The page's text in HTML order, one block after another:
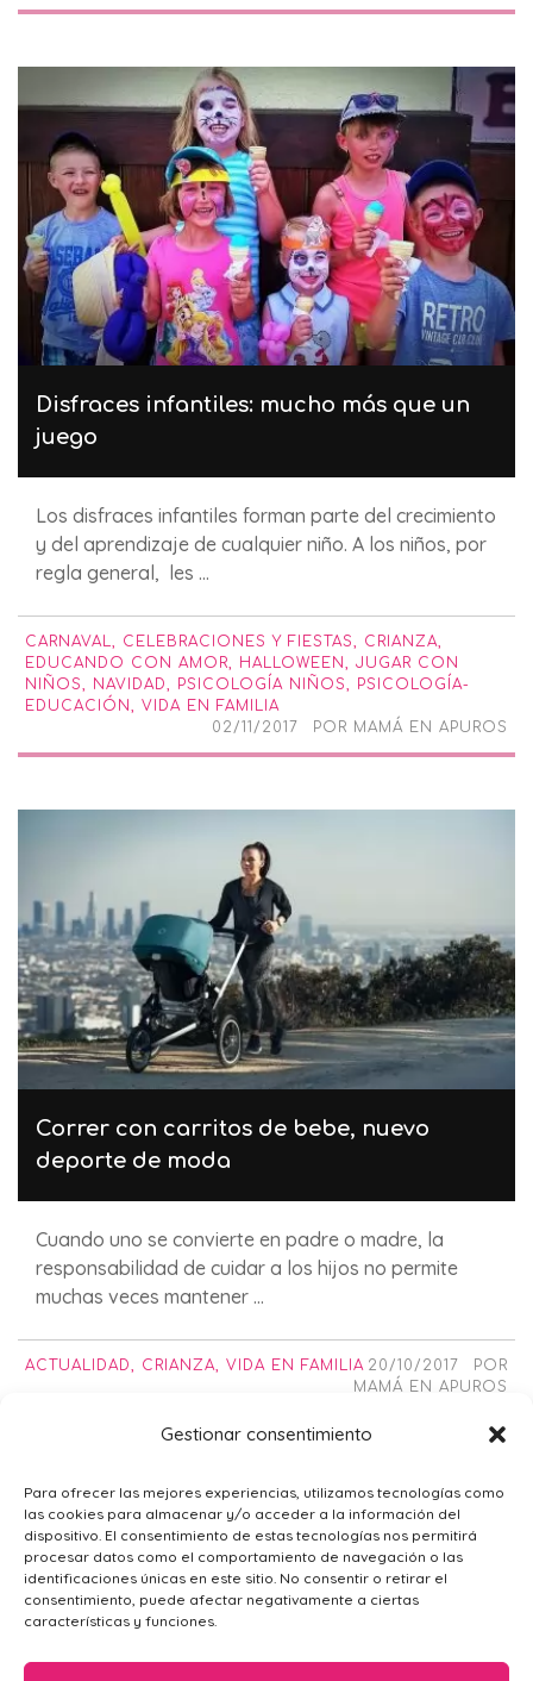
Gestionar consentimiento
Para ofrecer las mejores experiencias, utilizamos tecnologías como
las cookies para almacenar y/o acceder a la información del
dispositivo. El consentimiento de estas tecnologías nos permitirá
procesar datos como el comportamiento de navegación o las
identificaciones únicas en este sitio. No consentir o retirar el
consentimiento, puede afectar negativamente a ciertas
características y funciones.
Disfraces infantiles: mucho más que un
juego
Los disfraces infantiles forman parte del crecimiento
y del aprendizaje de cualquier niño. A los niños, por
regla general, les ...
CARNAVAL, CELEBRACIONES Y FIESTAS, CRIANZA,
EDUCANDO CON AMOR, HALLOWEEN, JUGAR CON
NIÑOS, NAVIDAD, PSICOLOGÍA NIÑOS, PSICOLOGÍA-
EDUCACIÓN, VIDA EN FAMILIA
02/11/2017
POR MAMÁ EN APUROS
Correr con carritos de bebe, nuevo
deporte de moda
Cuando uno se convierte en padre o madre, la
responsabilidad de cuidar a los hijos no permite
muchas veces mantener ...
ACTUALIDAD, CRIANZA, VIDA EN FAMILIA 20/10/2017
POR
MAMÁ EN APUROS
1 2